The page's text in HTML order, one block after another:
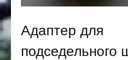
Адаптер для
подседельного